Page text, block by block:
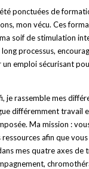
ponctuées de
mon vécu. Ces
soif de stimulation
processus,
un emploi sécurisant
je rassemble mes
différemment travail
Ma mission :
afin que
mes quatre axes de